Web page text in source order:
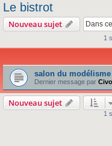
Le bistrot
Nouveau sujet
1
salon du modélisme
Dernier message par
Nouveau sujet
1